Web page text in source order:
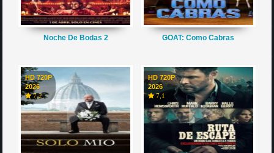
Noche De Bodas 2 GOAT: Como Cabras
HD 720P
2026
7,2
HD 720P
2026
7,1